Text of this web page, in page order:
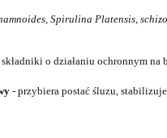
Spirulina Platensis,
składniki o działaniu ochronnym na
- przybiera postać śluzu, stabilizuje